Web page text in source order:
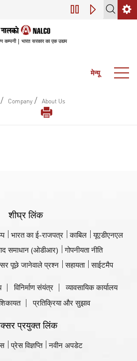
डिजिटल परिवर्तन
कम्पनी | भारत सरकार का एक उद्यम
मेन्यू
/ Company / About Us
शीघ्र लिंक
भारत का ई-राजपत्र काबिल
यूएडीएनएल
समाधान (ओडीआर)
गोपनीयता नीति
पूछे जानेवाले प्रश्न सहायता साईटमैप
विनिर्माण संयंत्र
व्यावसायिक कार्यालय
प्रतिक्रिया और सुझाव
प्रयुक्त लिंक
प्रेस विज्ञप्ति नवीन अपडेट